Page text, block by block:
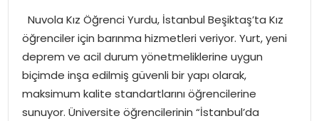
MAGAZIN
Nuvola Kız Öğrenci Yurdu, İstanbul Beşiktaş’ta Kız
öğrenciler için barınma hizmetleri veriyor. Yurt, yeni
deprem ve acil durum yönetmeliklerine uygun
biçimde inşa edilmiş güvenli bir yapı olarak,
maksimum kalite standartlarını öğrencilerine
sunuyor. Üniversite öğrencilerinin “İstanbul’da